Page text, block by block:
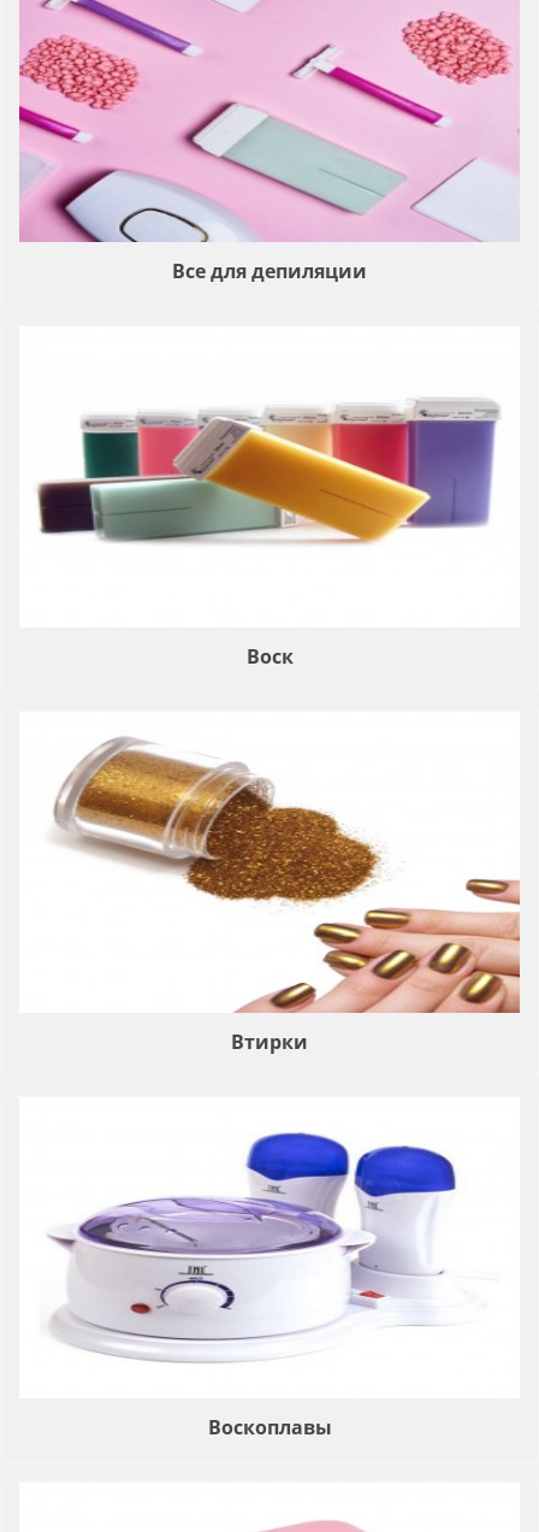
Все для депиляции
Воск
Втирки
Воскоплавы